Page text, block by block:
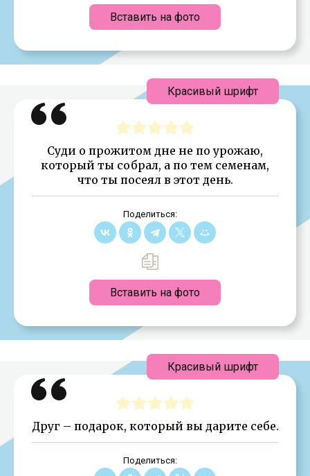
Вставить на фото
Суди о прожитом дне не по урожаю,
который ты собрал, а по тем семенам,
что ты посеял в этот день.
Поделиться:
Вставить на фото
Красивый шрифт
Друг – подарок, который вы дарите себе.
Поделиться:
Красивый шрифт